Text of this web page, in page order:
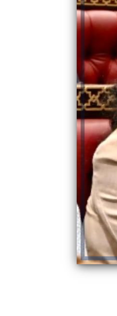
الدواء المصرية يشن حملة رقابية مكبرة
لضبط المنشآت الطبية المخالفة.....